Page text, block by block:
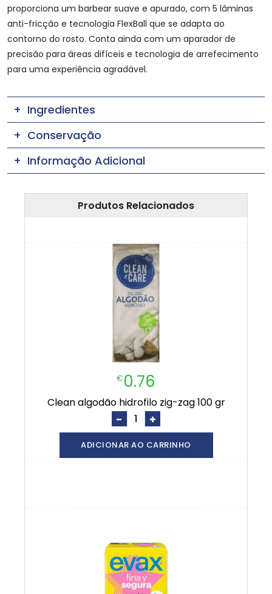
proporciona um barbear suave e apurado, com 5 lâminas
anti-fricção e tecnologia FlexBall que se adapta ao
contorno do rosto. Conta ainda com um aparador de
precisão para áreas difíceis e tecnologia de arrefecimento
para uma experiência agradável.
Ingredientes
Conservação
Informação Adicional
Produtos Relacionados
€0.76
clean algodão hidrofilo zig-zag 100 gr
- +
ADICIONAR AO CARRINHO